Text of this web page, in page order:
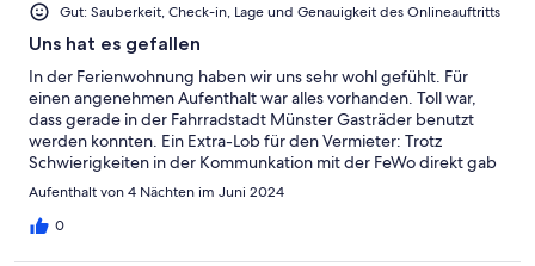
Gut: Sauberkeit, Check-in, Lage und Genauigkeit des Onlineauftritts
Uns hat es gefallen
In der Ferienwohnung haben wir uns sehr wohl gefühlt. Für
einen angenehmen Aufenthalt war alles vorhanden. Toll war,
dass gerade in der Fahrradstadt Münster Gasträder benutzt
werden konnten. Ein Extra-Lob für den Vermieter: Trotz
Schwierigkeiten in der Kommunkation mit der FeWo direkt gab
es auch direkte Bemühungen die Probleme zu lösen. Dafür noch
Aufenthalt von 4 Nächten im Juni 2024
0